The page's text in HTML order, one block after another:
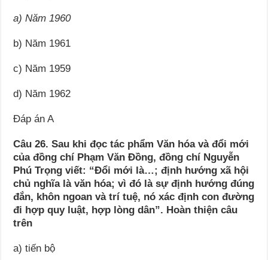
a) Năm 1960
b) Năm 1961
c) Năm 1959
d) Năm 1962
Đáp án A
Câu 26. Sau khi đọc tác phẩm Văn hóa và đổi mới
của đồng chí Phạm Văn Đồng, đồng chí Nguyễn
Phú Trọng viết: “Đổi mới là…; định hướng xã hội
chủ nghĩa là văn hóa; vì đó là sự định hướng đúng
đắn, khôn ngoan và trí tuệ, nó xác định con đường
đi hợp quy luật, hợp lòng dân”. Hoàn thiện câu
trên
a) tiến bộ